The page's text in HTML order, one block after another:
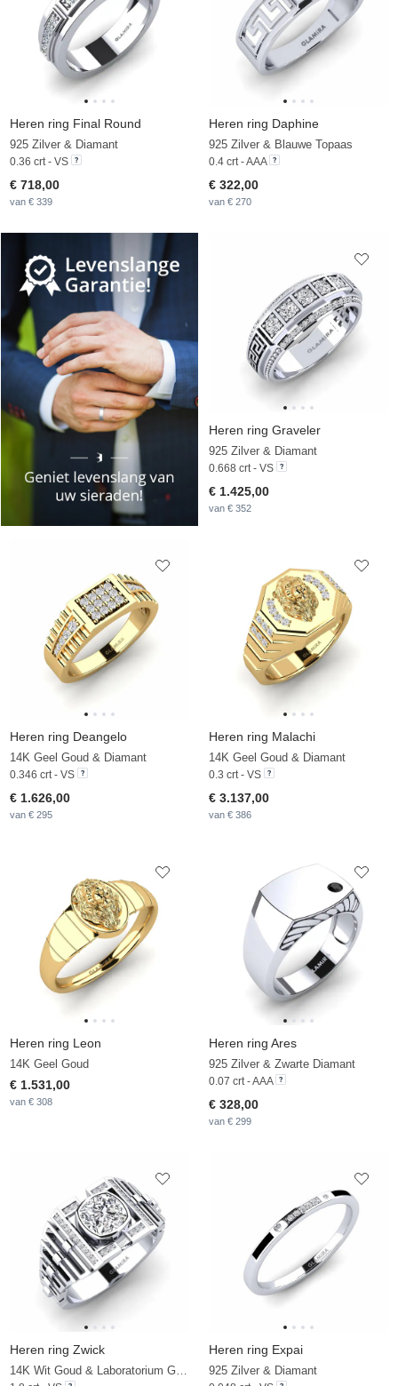
Heren ring Final Round
925 Zilver & Diamant
0.36 crt - VS
€ 718,00
van € 339
Heren ring Daphine
925 Zilver & Blauwe Topaas
0.4 crt - AAA
€ 322,00
van € 270
Heren ring Graveler
925 Zilver & Diamant
0.668 crt - VS
€ 1.425,00
van € 352
Heren ring Deangelo
14K Geel Goud & Diamant
0.346 crt - VS
€ 1.626,00
van € 295
Heren ring Malachi
14K Geel Goud & Diamant
0.3 crt - VS
€ 3.137,00
van € 386
Heren ring Leon
14K Geel Goud
€ 1.531,00
van € 308
Heren ring Ares
925 Zilver & Zwarte Diamant
0.07 crt - AAA
€ 328,00
van € 299
Heren ring Zwick
14K Wit Goud & Laboratorium Gekweekte Diamant
Heren ring Expai
925 Zilver & Diamant